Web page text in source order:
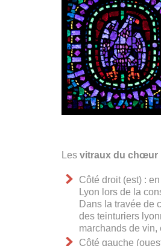
Les vitraux du chœur
Côté droit (est) :
Lyon lors de la
Dans la travée de
des teinturiers
marchands de vin,
Côté gauche